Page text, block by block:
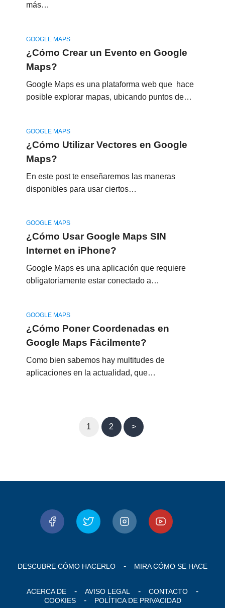
más…
GOOGLE MAPS
¿Cómo Crear un Evento en Google
Maps?
Google Maps es una plataforma web que hace
posible explorar mapas, ubicando puntos de…
GOOGLE MAPS
¿Cómo Utilizar Vectores en Google
Maps?
En este post te enseñaremos las maneras
disponibles para usar ciertos…
GOOGLE MAPS
¿Cómo Usar Google Maps SIN
Internet en iPhone?
Google Maps es una aplicación que requiere
obligatoriamente estar conectado a…
GOOGLE MAPS
¿Cómo Poner Coordenadas en
Google Maps Fácilmente?
Como bien sabemos hay multitudes de
aplicaciones en la actualidad, que…
1 2 >
DESCUBRE CÓMO HACERLO MIRA CÓMO SE HACE
ACERCA DE AVISO LEGAL
CONTACTO
COOKIES
POLÍTICA DE PRIVACIDAD